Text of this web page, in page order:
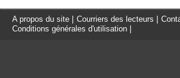
A propos du site Courriers des lecteurs
Conditions générales d'utilisation